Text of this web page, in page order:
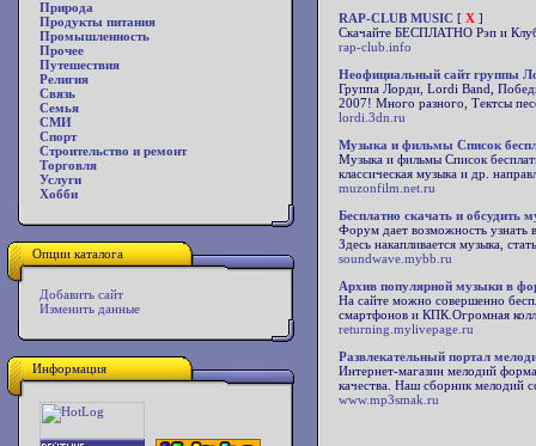
Природа
Продукты питания
Промышленность
Прочее
Путешествия
Религия
Связь
Семья
СМИ
Спорт
Строительство и ремонт
Торговля
Услуги
Хобби
Опции каталога
Добавить сайт
Изменить данные
Информация
RAP-CLUB MUSIC [ X ]
Скачайте БЕСПЛАТНО Рэп и
rap-club.info
Неофициальный сайт группы
Группа Лорди, Lordi Band,
2007! Много разного, Тектсы
lordi.3dn.ru
Музыка и фильмы Список
Музыка и фильмы Список
классическая музыка и др.
muzonfilm.net.ru
Бесплатно скачать и обсудить
Форум дает возможность узнать
Здесь накапливается музыка,
soundwave.mybb.ru
Архив популярной музыки в
На сайте можно совершенно
смартфонов и КПК.Огромная
returning.mylivepage.ru
Развлекательный портал
Интернет-магазин мелодий
качества. Наш сборник мелодий
www.mp3smak.ru